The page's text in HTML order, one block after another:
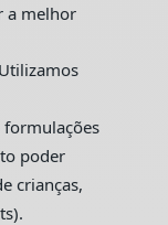
a melhor
formulações
poder
crianças,